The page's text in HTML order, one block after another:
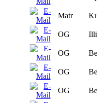
Matr
OG
OG
OG
OG